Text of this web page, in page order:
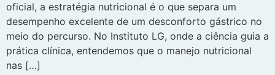
oficial, a estratégia nutricional é o que separa um
desempenho excelente de um desconforto gástrico no
meio do percurso. No Instituto LG, onde a ciência guia a
prática clínica, entendemos que o manejo nutricional
nas […]